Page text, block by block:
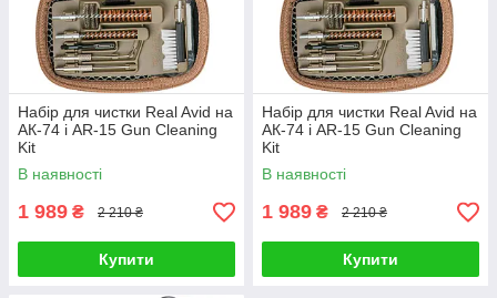
Набір для чистки Real Avid на
АК-74 і AR-15 Gun Cleaning
Kit
В наявності
1 989 ₴ 2 210 ₴
Купити
Набір для чистки Real Avid на
АК-74 і AR-15 Gun Cleaning
Kit
В наявності
1 989 ₴ 2 210 ₴
Купити